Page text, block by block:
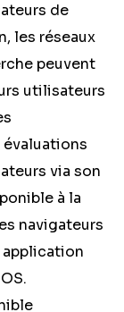
de
les réseaux
peuvent
utilisateurs
via son
à la
navigateurs
application